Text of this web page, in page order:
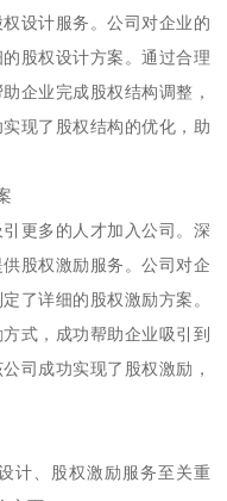
设计服务。公司对企业的
股权设计方案。通过合理
企业完成股权结构调整，
现了股权结构的优化，助
更多的人才加入公司。深
股权激励服务。公司对企
了详细的股权激励方案。
式，成功帮助企业吸引到
司成功实现了股权激励，
计、股权激励服务至关重